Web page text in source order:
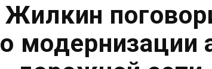
модернизации